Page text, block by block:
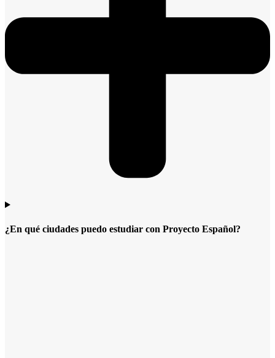
¿En qué ciudades puedo estudiar con Proyecto Español?